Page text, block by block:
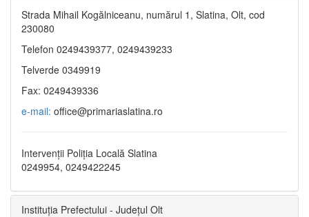
Strada Mihail Kogălniceanu, numărul 1, Slatina, Olt, cod
230080
Telefon 0249439377, 0249439233
Telverde 0349919
Fax: 0249439336
e-mail: office@primariaslatina.ro
Intervenții Poliția Locală Slatina
0249954, 0249422245
Instituția Prefectului - Județul Olt